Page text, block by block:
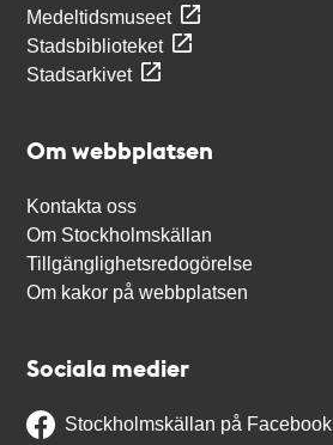
Medeltidsmuseet
Stadsbiblioteket
Stadsarkivet
Om webbplatsen
Kontakta oss
Om Stockholmskällan
Tillgänglighetsredogörelse
Om kakor på webbplatsen
Sociala medier
Stockholmskällan på Facebook